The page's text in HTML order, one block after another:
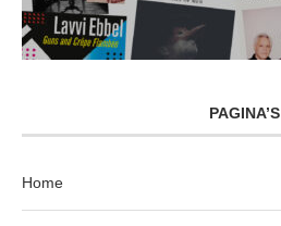
PAGINA’S
Home